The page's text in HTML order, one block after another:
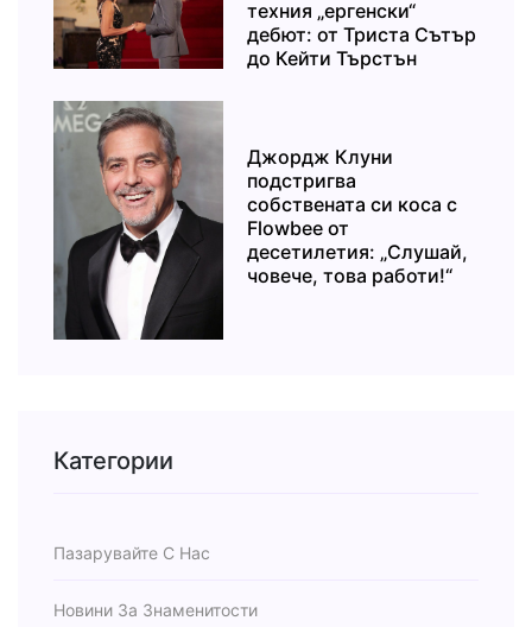
техния „ергенски“
дебют: от Триста Сътър
до Кейти Търстън
Джордж Клуни
подстригва
собствената си коса с
Flowbee от
десетилетия: „Слушай,
човече, това работи!“
Категории
Пазарувайте С Нас
Новини За Знаменитости